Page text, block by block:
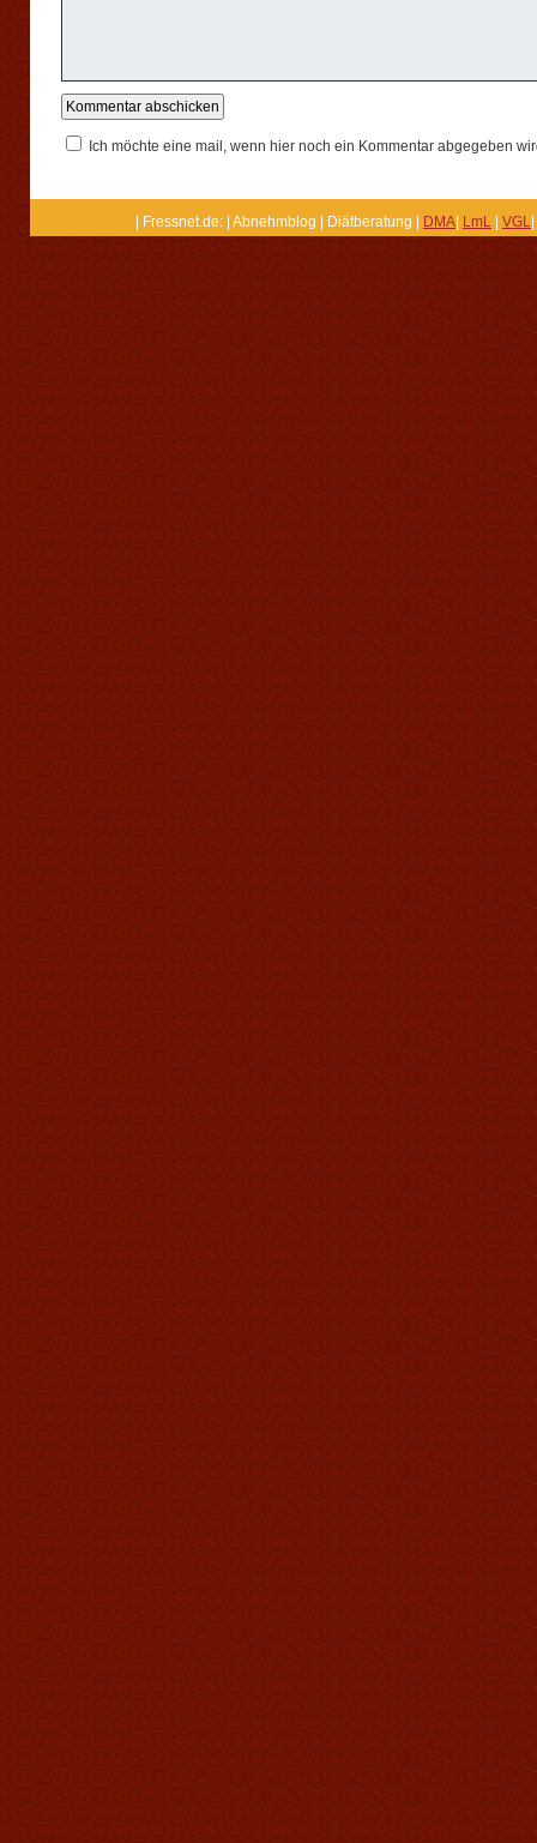
Ich möchte eine mail, wenn hier noch ein Kommentar abgegeben
| Fressnet.de: | Abnehmblog | Diätberatung | DMA LmL VGL